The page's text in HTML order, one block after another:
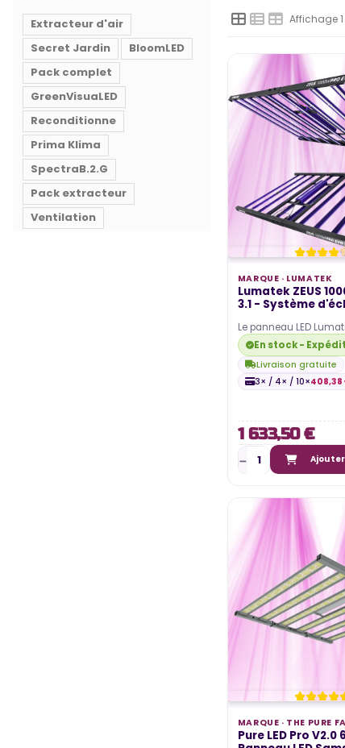
Affichage
MARQUE · LUMATEK
Lumatek ZEUS
3.1 - Système
Le panneau LED
PRO EVO 3.1 offre
lumière à spectre…
En stock -
Livraison gratuite
3× / 4× / 10×408,38
1 633,50 €
MARQUE · THE PURE
Pure LED Pro V2.0
Extracteur d'air
Secret Jardin
BloomLED
Pack complet
GreenVisuaLED
Reconditionne
Prima Klima
SpectraB.2.G
Pack extracteur
Ventilation